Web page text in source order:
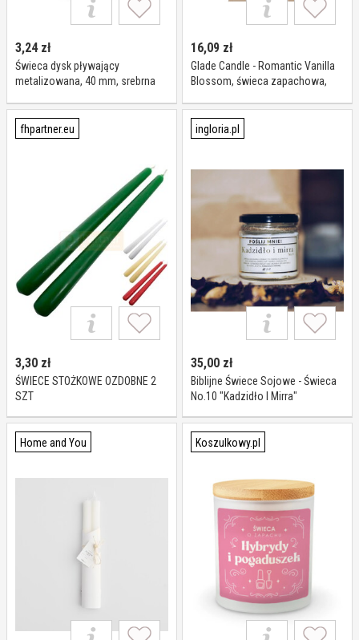
3,24zł
Świeca dysk pływający
metalizowana, 40 mm, srebrna
16,09 zł
Glade Candle - Romantic Vanilla
Blossom, świeca zapachowa,
fhpartner.eu
3,30 zł
ŚWIECE STOŻKOWE OZDOBNE 2
SZT
ingloria.pl
35,00 zł
Biblijne Świece Sojowe - Świeca
No.10 "Kadzidło I Mirra"
Home and You Koszulkowy.pl